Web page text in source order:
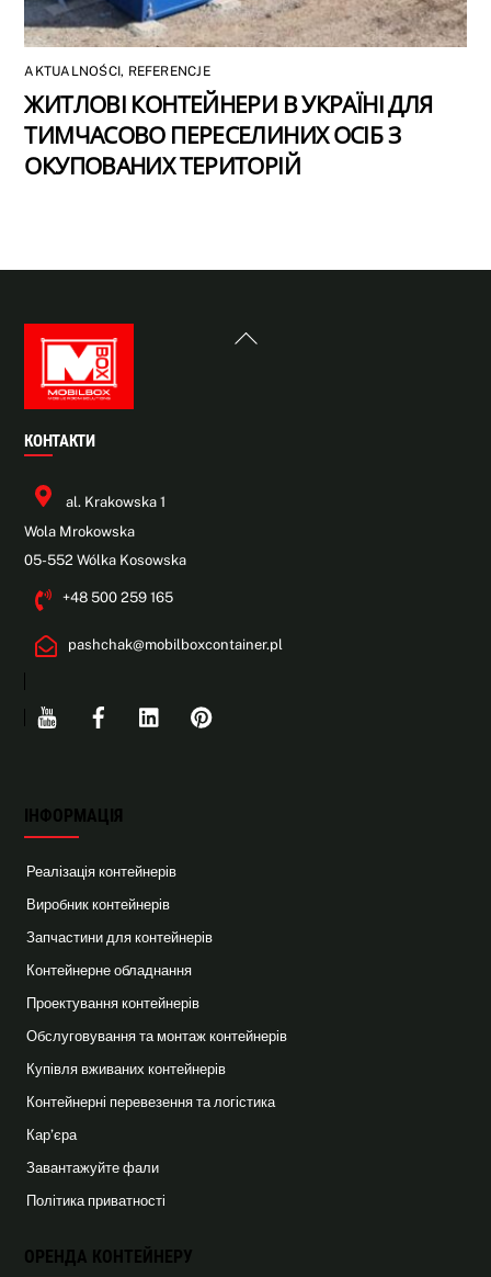
AKTUALNOŚCI, REFERENCJE
ЖИТЛОВІ КОНТЕЙНЕРИ В УКРАЇНІ ДЛЯ
ТИМЧАСОВО ПЕРЕСЕЛИНИХ ОСІБ З
ОКУПОВАНИХ ТЕРИТОРІЙ
Back
КОНТАКТИ
al. Krakowska 1
Wola Mrokowska
05-552 Wólka Kosowska
+48 500 259 165
pashchak@mobilboxcontainer.pl
Youtube Linkedin
ІНФОРМАЦІЯ
Реалізація контейнерів
Виробник контейнерів
Запчастини для контейнерів
Контейнерне обладнання
Проектування контейнерів
Обслуговування та монтаж контейнерів
Купівля вживаних контейнерів
Контейнерні перевезення та логістика
Кар’єра
Завантажуйте фали
Політика приватності
ОРЕНДА КОНТЕЙНЕРУ